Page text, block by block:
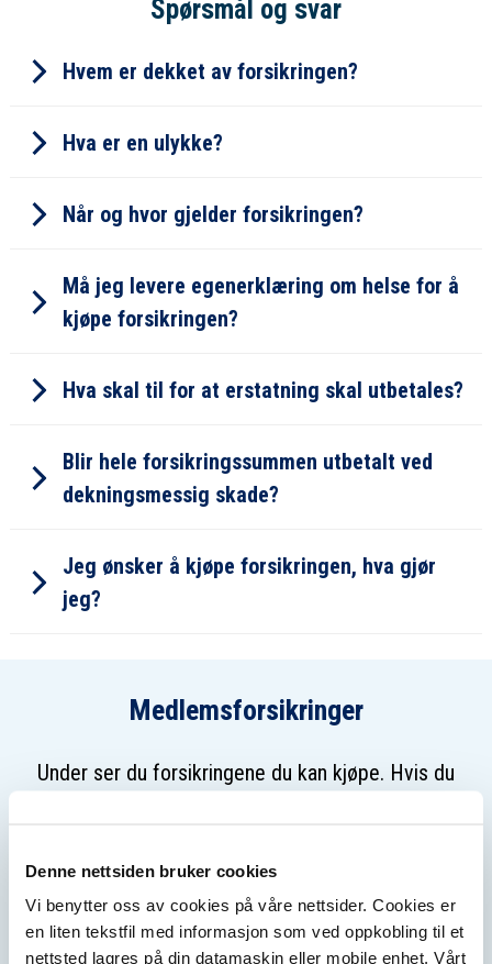
Denne nettsiden bruker cookies
Vi benytter oss av cookies på våre nettsider. Cookies er
en liten tekstfil med informasjon som ved oppkobling til et
nettsted lagres på din datamaskin eller mobile enhet. Vårt
Spørsmål og svar
Hvem er dekket av forsikringen?
Medlem (gir dobbel dekning)
Pensjonist
Hva er en ulykke?
Når og hvor gjelder forsikringen?
Må jeg levere egenerklæring om helse for å
kjøpe forsikringen?
Hva skal til for at erstatning skal utbetales?
Blir hele forsikringssummen utbetalt ved
dekningsmessig skade?
Jeg ønsker å kjøpe forsikringen, hva gjør
jeg?
Medlemsforsikringer
Under ser du forsikringene du kan kjøpe. Hvis du
Logg inn med BankID